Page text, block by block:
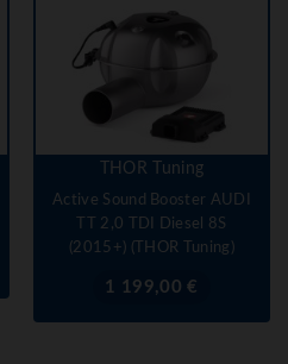
THOR Tuning
Active Sound Booster AUDI
TT 2,0 TDI Diesel 8S
(2015+) (THOR Tuning)
Prix1 199,00 €